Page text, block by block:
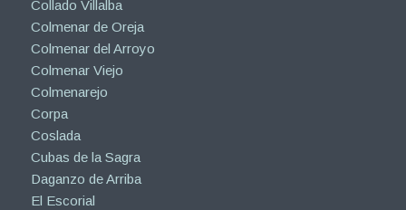
Collado Villalba
Colmenar de Oreja
Colmenar del Arroyo
Colmenar Viejo
Colmenarejo
Corpa
Coslada
Cubas de la Sagra
Daganzo de Arriba
El Escorial